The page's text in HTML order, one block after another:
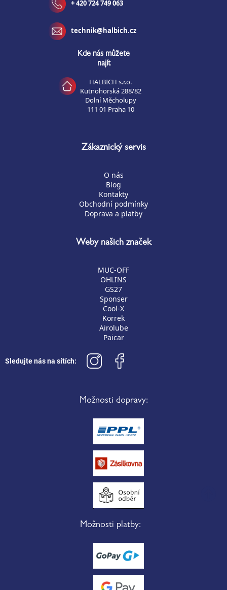
+ 420 724 749 063
technik@halbich.cz
Kde nás můžete
najít
HALBICH s.r.o.
Kutnohorská 288/82
Dolní Měcholupy
111 01 Praha 10
Zákaznický servis
O nás
Blog
Kontakty
Obchodní podmínky
Doprava a platby
Weby našich značek
MUC-OFF
OHLINS
GS27
Sponser
Cool-X
Korrek
Airolube
Paicar
Sledujte nás na sítích:
Možnosti dopravy:
Možnosti platby: